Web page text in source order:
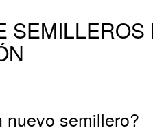
SEMILLEROS
nuevo semillero?